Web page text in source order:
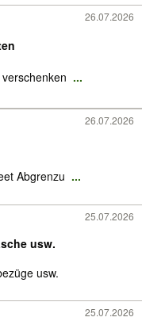
26.07.2026
...
26.07.2026
Abgrenzu ...
25.07.2026
usw.
usw.
25.07.2026